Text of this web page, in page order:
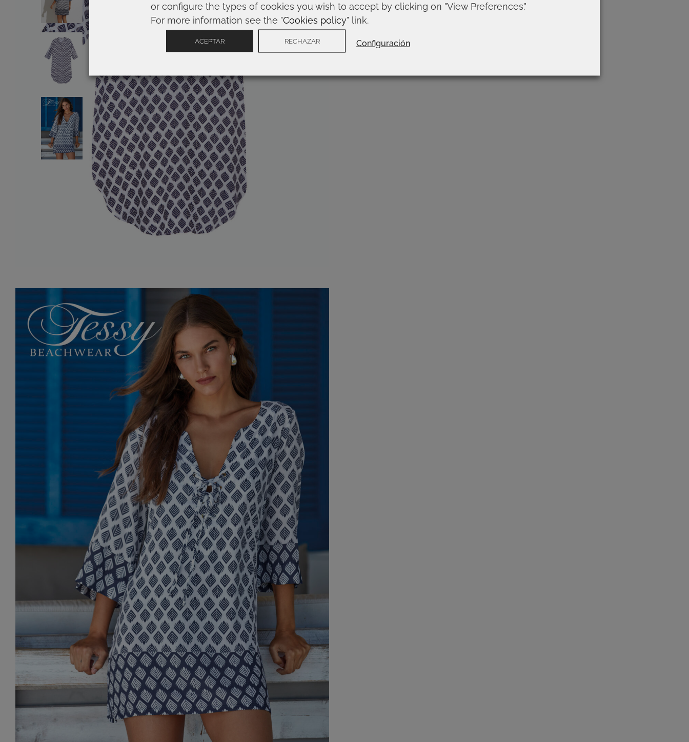
or configure the types of cookies you wish to accept by clicking on "View Preferences."
For more information see the "Cookies policy" link.
ACEPTAR RECHAZAR Configuración